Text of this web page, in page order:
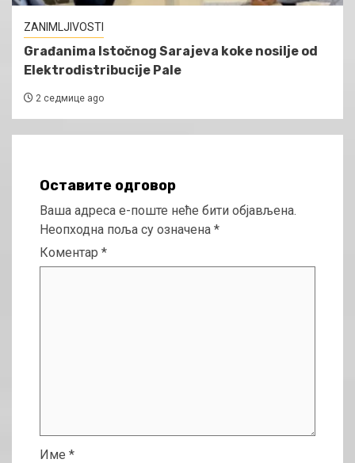
ZANIMLJIVOSTI
Građanima Istočnog Sarajeva koke nosilje od
Elektrodistribucije Pale
2 седмице ago
Оставите одговор
Ваша адреса е-поште неће бити објављена.
Неопходна поља су означена *
Коментар *
Име *